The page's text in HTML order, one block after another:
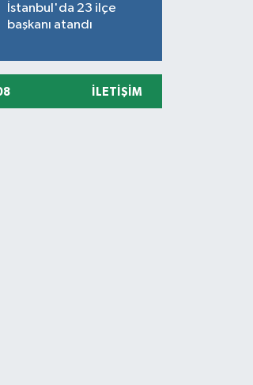
İstanbul'da 23 ilçe
başkanı atandı
İLETIŞIM